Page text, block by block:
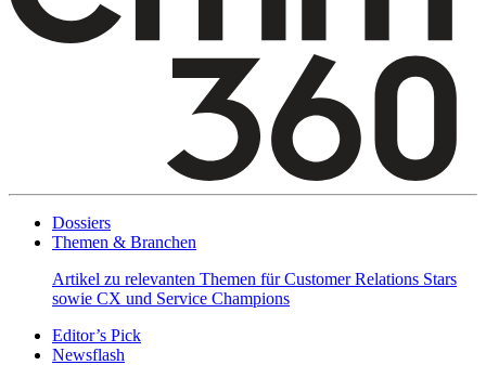
Dossiers
Themen & Branchen
Artikel zu relevanten Themen für Customer Relations Stars
sowie CX und Service Champions
Editor’s Pick
Newsflash